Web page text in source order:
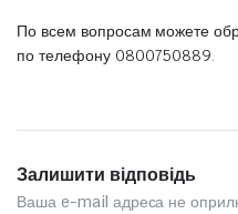
По всем вопросам можете
по телефону 0800750889.
Залишити відповідь
Ваша e-mail адреса не